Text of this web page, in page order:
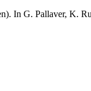
In G. Pallaver, K.